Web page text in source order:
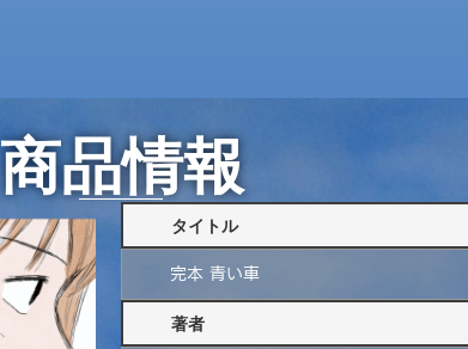
商品情報
タイトル
完本 青い車
著者